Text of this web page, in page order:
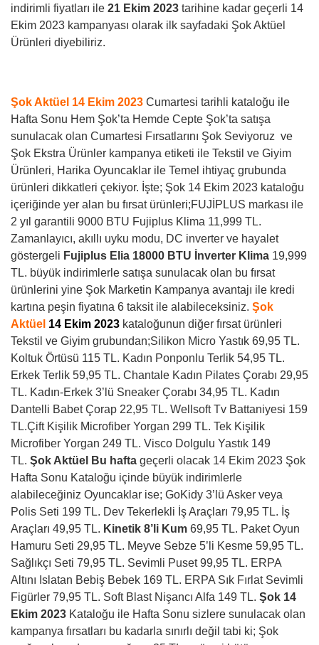
indirimli fiyatları ile 21 Ekim 2023 tarihine kadar geçerli 14
Ekim 2023 kampanyası olarak ilk sayfadaki Şok Aktüel
Ürünleri diyebiliriz.
Şok Aktüel 14 Ekim 2023 Cumartesi tarihli kataloğu ile
Hafta Sonu Hem Şok’ta Hemde Cepte Şok’ta satışa
sunulacak olan Cumartesi Fırsatlarını Şok Seviyoruz ve
Şok Ekstra Ürünler kampanya etiketi ile Tekstil ve Giyim
Ürünleri, Harika Oyuncaklar ile Temel ihtiyaç grubunda
ürünleri dikkatleri çekiyor. İşte; Şok 14 Ekim 2023 kataloğu
içeriğinde yer alan bu fırsat ürünleri;FUJİPLUS markası ile
2 yıl garantili 9000 BTU Fujiplus Klima 11,999 TL.
Zamanlayıcı, akıllı uyku modu, DC inverter ve hayalet
göstergeli Fujiplus Elia 18000 BTU İnverter Klima 19,999
TL. büyük indirimlerle satışa sunulacak olan bu fırsat
ürünlerini yine Şok Marketin Kampanya avantajı ile kredi
kartına peşin fiyatına 6 taksit ile alabileceksiniz. Şok
Aktüel 14 Ekim 2023 kataloğunun diğer fırsat ürünleri
Tekstil ve Giyim grubundan;Silikon Micro Yastık 69,95 TL.
Koltuk Örtüsü 115 TL. Kadın Ponponlu Terlik 54,95 TL.
Erkek Terlik 59,95 TL. Chantale Kadın Pilates Çorabı 29,95
TL. Kadın-Erkek 3’lü Sneaker Çorabı 34,95 TL. Kadın
Dantelli Babet Çorap 22,95 TL. Wellsoft Tv Battaniyesi 159
TL.Çift Kişilik Microfiber Yorgan 299 TL. Tek Kişilik
Microfiber Yorgan 249 TL. Visco Dolgulu Yastık 149
TL. Şok Aktüel Bu hafta geçerli olacak 14 Ekim 2023 Şok
Hafta Sonu Kataloğu içinde büyük indirimlerle
alabileceğiniz Oyuncaklar ise; GoKidy 3’lü Asker veya
Polis Seti 199 TL. Dev Tekerlekli İş Araçları 79,95 TL. İş
Araçları 49,95 TL. Kinetik 8’li Kum 69,95 TL. Paket Oyun
Hamuru Seti 29,95 TL. Meyve Sebze 5’li Kesme 59,95 TL.
Sağlıkçı Seti 79,95 TL. Sevimli Puset 99,95 TL. ERPA
Altını Islatan Bebiş Bebek 169 TL. ERPA Sık Fırlat Sevimli
Figürler 79,95 TL. Soft Blast Nişancı Alfa 149 TL. Şok 14
Ekim 2023 Kataloğu ile Hafta Sonu sizlere sunulacak olan
kampanya fırsatları bu kadarla sınırlı değil tabi ki; Şok